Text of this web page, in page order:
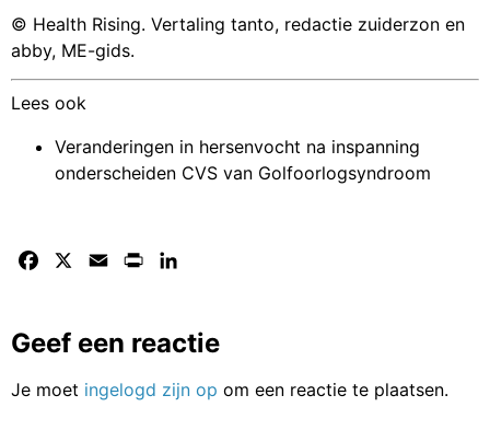
© Health Rising. Vertaling tanto, redactie zuiderzon en
abby, ME-gids.
Lees ook
Veranderingen in hersenvocht na inspanning
onderscheiden CVS van Golfoorlogsyndroom
Facebook Email Print
Geef een reactie
Je moet ingelogd zijn op om een reactie te plaatsen.